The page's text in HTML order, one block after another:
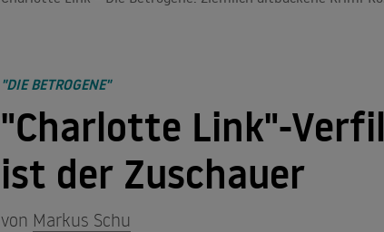
"DIE BETROGENE"
"Charlotte Link"-
ist der Zuschauer
von Markus Schu